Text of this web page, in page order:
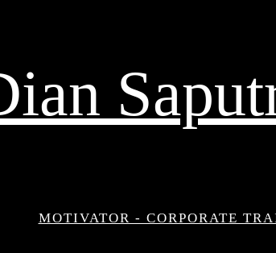
MOTIVATOR - CORPORATE